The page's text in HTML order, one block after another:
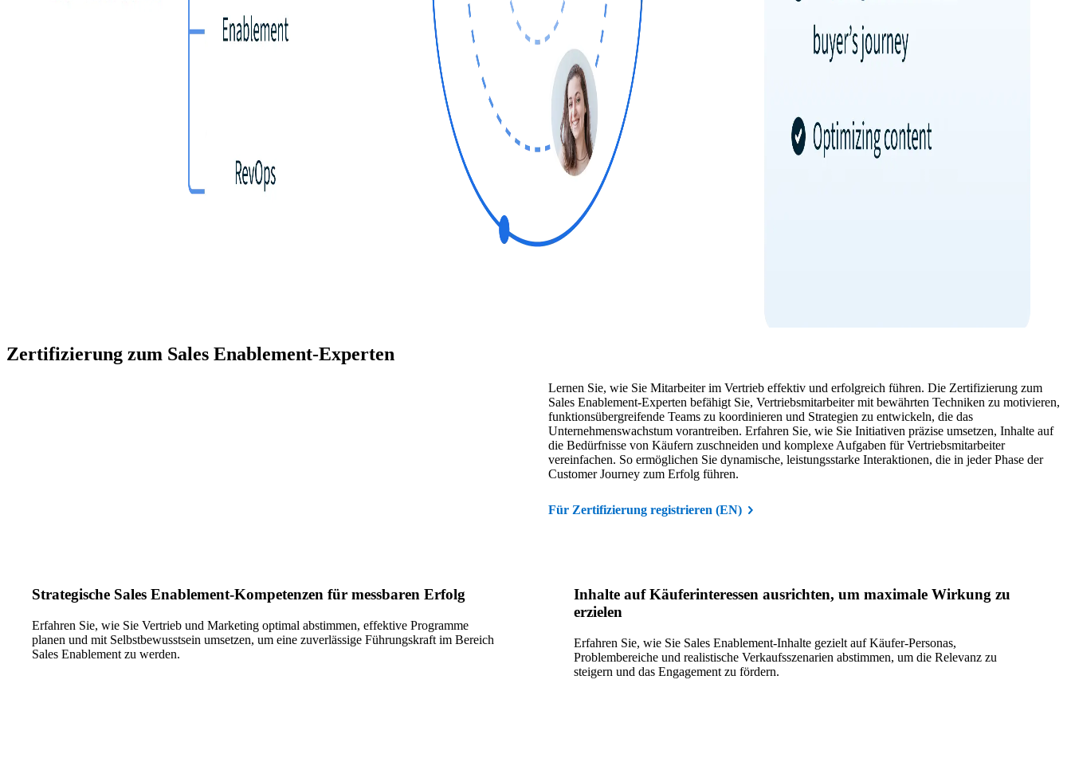
Zertifizierung zum Sales Enablement-Experten
Lernen Sie, wie Sie Mitarbeiter im Vertrieb effektiv und erfolgreich führen. Die Zertifizierung zum
Sales Enablement-Experten befähigt Sie, Vertriebsmitarbeiter mit bewährten Techniken zu motivieren,
funktionsübergreifende Teams zu koordinieren und Strategien zu entwickeln, die das
Unternehmenswachstum vorantreiben. Erfahren Sie, wie Sie Initiativen präzise umsetzen, Inhalte auf
die Bedürfnisse von Käufern zuschneiden und komplexe Aufgaben für Vertriebsmitarbeiter
vereinfachen. So ermöglichen Sie dynamische, leistungsstarke Interaktionen, die in jeder Phase der
Customer Journey zum Erfolg führen.
Für Zertifizierung registrieren (EN)
Strategische Sales Enablement-Kompetenzen für messbaren Erfolg
Erfahren Sie, wie Sie Vertrieb und Marketing optimal abstimmen, effektive Programme
planen und mit Selbstbewusstsein umsetzen, um eine zuverlässige Führungskraft im Bereich
Sales Enablement zu werden.
Inhalte auf Käuferinteressen ausrichten, um maximale Wirkung zu
erzielen
Erfahren Sie, wie Sie Sales Enablement-Inhalte gezielt auf Käufer-Personas,
Problembereiche und realistische Verkaufsszenarien abstimmen, um die Relevanz zu
steigern und das Engagement zu fördern.